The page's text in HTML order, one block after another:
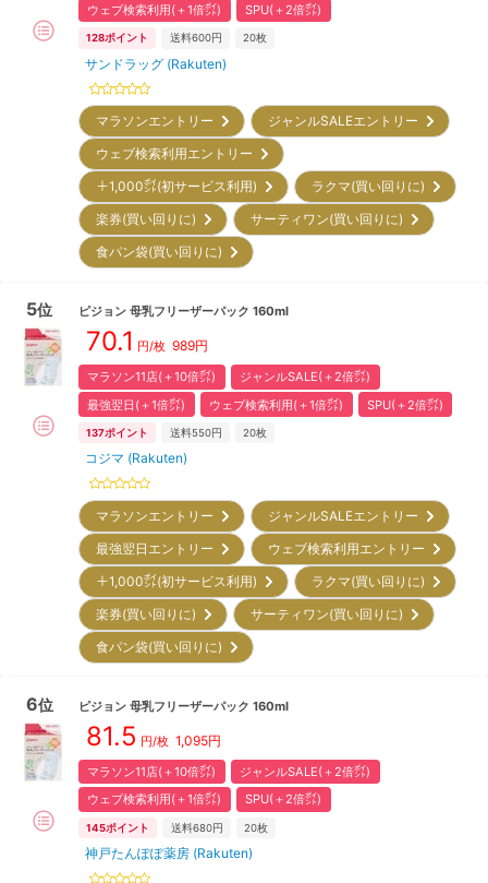
ウェブ検索利用(＋1倍㌽)
SPU(＋2倍㌽)
128ポイント 送料600円 20枚
サンドラッグ (Rakuten)
マラソンエントリー
ジャンルSALEエントリー
ウェブ検索利用エントリー
＋1,000㌽(初サービス利用)
ラクマ(買い回りに)
楽券(買い回りに)
サーティワン(買い回りに)
食パン袋(買い回りに)
5位 ピジョン 母乳フリーザーパック 160ml
70.1 円/枚 989円
マラソン11店(＋10倍㌽)
ジャンルSALE(＋2倍㌽)
最強翌日(＋1倍㌽)
ウェブ検索利用(＋1倍㌽) SPU(＋2倍㌽)
137ポイント 送料550円 20枚
コジマ (Rakuten)
マラソンエントリー
ジャンルSALEエントリー
最強翌日エントリー
ウェブ検索利用エントリー
＋1,000㌽(初サービス利用)
ラクマ(買い回りに)
楽券(買い回りに)
サーティワン(買い回りに)
食パン袋(買い回りに)
6位 ピジョン 母乳フリーザーパック 160ml
81.5 円/枚 1,095円
マラソン11店(＋10倍㌽)
ジャンルSALE(＋2倍㌽)
ウェブ検索利用(＋1倍㌽)
SPU(＋2倍㌽)
145ポイント 送料680円 20枚
神戸たんぽぽ薬房 (Rakuten)